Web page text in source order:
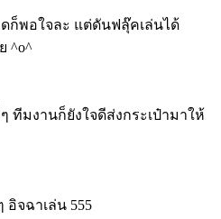
ก็พอใจละ แต่ดันฟลุ๊คเล่นได้
^o^
ทีมงานก็ยังใจดีส่งกระเป๋ามาให้
อิจฉาเล่น 555